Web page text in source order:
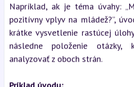
Napríklad, ak je téma úvahy:
pozitívny vplyv na mládež?”,
krátke vysvetlenie rastúcej
následne položenie otázky,
analyzovať z oboch strán.